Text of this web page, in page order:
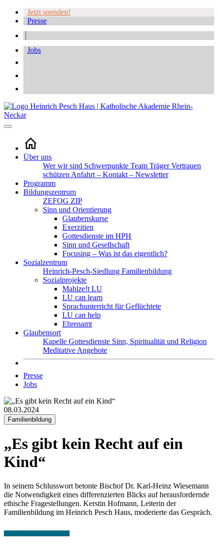
Jetzt spenden!
Presse
Jobs
Über uns
Wer wir sind Schwerpunkte Team TrägerVertrauen
schützen Anfahrt – Kontakt – Newsletter
Programm
Bildungszentrum
ZEFOG ZIP
Sinn und Orientierung
Glaubenskurse
Exerzitien
Gottesdienste im HPH
Sinn und Gesellschaft
Focusing – Was ist das eigentlich?
Sozialzentrum
Heinrich-Pesch-Siedlung Familienbildung
Sozialprojekte
Mahlze!t LU
LU can learn
Sprachunterricht für Geflüchtete
LU can help
Ehrenamt
Glaubensort
Kapelle Gottesdienste Sinn, Spiritualität und Religion
Meditative Angebote
Presse
Jobs
08.03.2024
Familienbildung
„Es gibt kein Recht auf ein
Kind“
In seinem Schlusswort betonte Bischof Dr. Karl-Heinz Wiesemann
die Notwendigkeit eines differenzierten Blicks auf herausfordernde
ethische Fragestellungen. Kerstin Hofmann, Leiterin der
Familienbildung im Heinrich Pesch Haus, moderierte das Gespräch.